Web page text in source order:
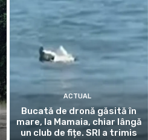
ACTUAL
Bucată de dronă găsită în
mare, la Mamaia, chiar lângă
un club de fițe. SRI a trimis